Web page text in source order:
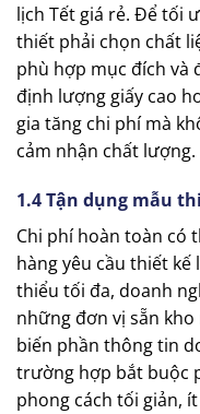
lịch Tết giá rẻ. Để tối
thiết phải chọn chất
phù hợp mục đích và
định lượng giấy cao
gia tăng chi phí mà
cảm nhận chất lượng.
1.4 Tận dụng mẫu
Chi phí hoàn toàn có
hàng yêu cầu thiết kế
thiểu tối đa, doanh
những đơn vị sẵn
biến phần thông tin
trường hợp bắt buộc
phong cách tối giản,